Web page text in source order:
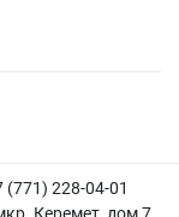
(771) 228-04-01